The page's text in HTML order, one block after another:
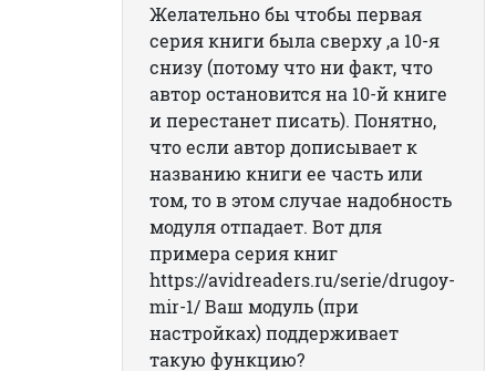
Желательно бы чтобы первая
серия книги была сверху ,а 10-я
снизу (потому что ни факт, что
автор остановится на 10-й книге
и перестанет писать). Понятно,
что если автор дописывает к
названию книги ее часть или
том, то в этом случае надобность
модуля отпадает. Вот для
примера серия книг
https://avidreaders.ru/serie/drugoy-
mir-1/ Ваш модуль (при
настройках) поддерживает
такую функцию?